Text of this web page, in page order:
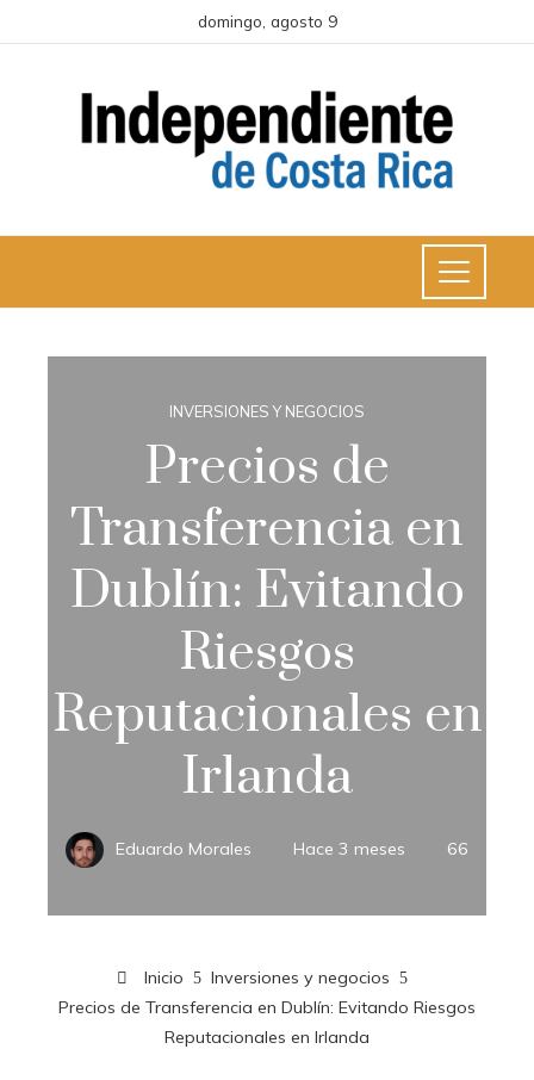
domingo, agosto 9
INVERSIONES Y NEGOCIOS
Precios de
Transferencia en
Dublín: Evitando
Riesgos
Reputacionales en
Irlanda
Eduardo Morales Hace 3 meses 66
Inicio
Inversiones y negocios
Precios de Transferencia en Dublín: Evitando Riesgos
Reputacionales en Irlanda